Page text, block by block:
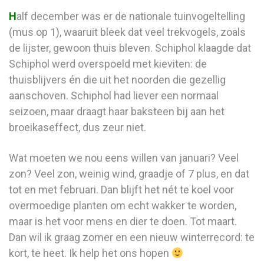
Half december was er de nationale tuinvogeltelling
(mus op 1), waaruit bleek dat veel trekvogels, zoals
de lijster, gewoon thuis bleven. Schiphol klaagde dat
Schiphol werd overspoeld met kieviten: de
thuisblijvers én die uit het noorden die gezellig
aanschoven. Schiphol had liever een normaal
seizoen, maar draagt haar baksteen bij aan het
broeikaseffect, dus zeur niet.
Wat moeten we nou eens willen van januari? Veel
zon? Veel zon, weinig wind, graadje of 7 plus, en dat
tot en met februari. Dan blijft het nét te koel voor
overmoedige planten om echt wakker te worden,
maar is het voor mens en dier te doen. Tot maart.
Dan wil ik graag zomer en een nieuw winterrecord: te
kort, te heet. Ik help het ons hopen